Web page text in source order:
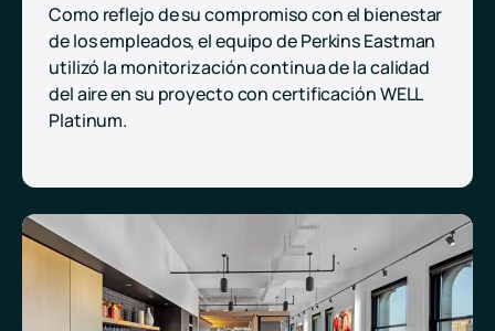
Como reflejo de su compromiso con el bienestar
de los empleados, el equipo de Perkins Eastman
utilizó la monitorización continua de la calidad
del aire en su proyecto con certificación WELL
Platinum.